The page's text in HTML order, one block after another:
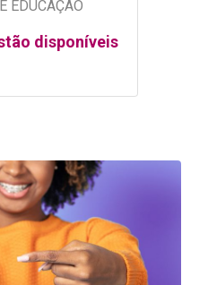
EDUCAÇÃO
disponíveis